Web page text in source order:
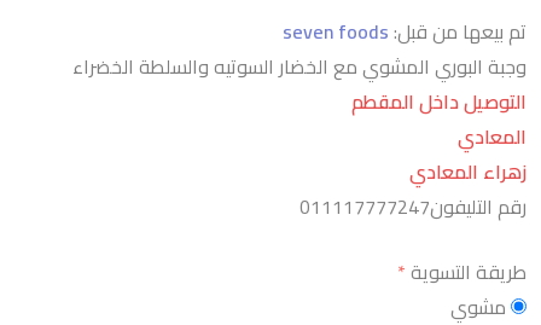
تم بيعها من قبل:seven foods
وجبة البوري المشوي مع الخضار السوتيه والسلطة الخضراء
التوصيل داخل المقطم
المعادي
زهراء المعادي
رقم التليفون011117777247
طريقة التسوية
مشوي